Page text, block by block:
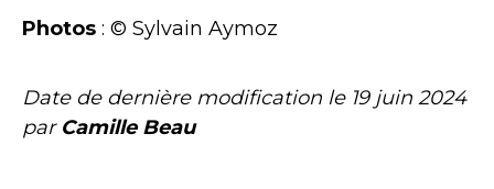
Photos : © Sylvain Aymoz
Date de dernière modification le 19 juin 2024
par Camille Beau